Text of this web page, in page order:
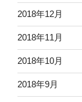
2018年12月
2018年11月
2018年10月
2018年9月